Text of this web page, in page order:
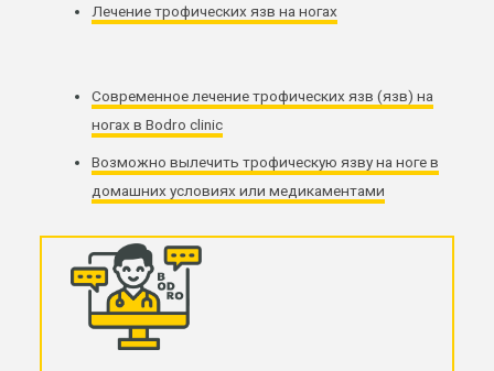
Лечение трофических язв на ногах
Современное лечение трофических язв (язв) на
ногах в Bodro clinic
Возможно вылечить трофическую язву на ноге в
домашних условиях или медикаментами